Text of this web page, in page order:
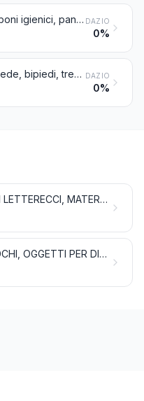
Assorbenti e tamponi igienici, pannolini, inserti per pannolini e oggetti simili, di qualsiasi materia DAZIO
0%
Cavalletti monopiede, bipiedi, treppiedi e oggetti simili DAZIO
0%
MOBILI; OGGETTI LETTERECCI, MATERASSI, SUPPORTI PER MATERASSI, CUSCINI E OGGETTI DI ARREDAMENTO SIMILI, IMBOTTITI; APPARECCHI PER L'ILLUMINAZIONE NON NOMINATI NÉ COMPRESI ALTROVE; INSEGNE LUMINOSE, TARGHETTE INDICATRICI LUMINOSE ED OGGETTI SIMILI; COSTRUZIONI PREFABBRICATE
GIOCATTOLI, GIOCHI, OGGETTI PER DIVERTIMENTI O SPORT; LORO PARTI ED ACCESSORI